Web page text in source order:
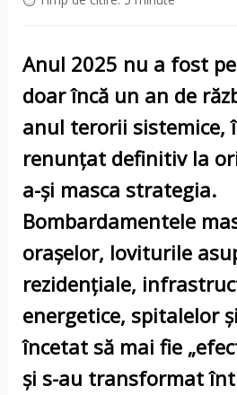
Anul 2025 nu a fost
doar încă un an de
anul terorii sistemice,
renunțat definitiv la
a-și masca strategia.
Bombardamentele
orașelor, loviturile
rezidențiale,
energetice, spitalelor
încetat să mai fie
și s-au transformat